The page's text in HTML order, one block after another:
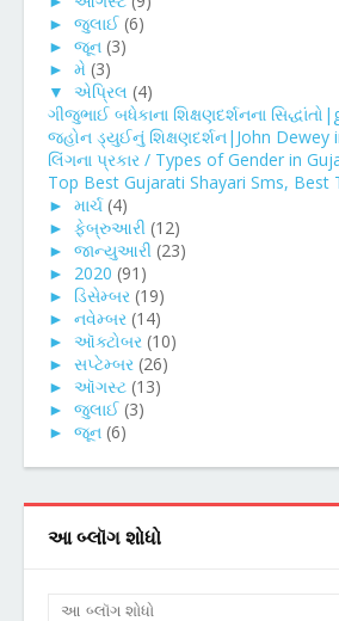
► જુલાઈ (6)
► જૂન (3)
► મે (3)
▼ એપ્રિલ (4)
ગીજુભાઈ બધેકાના શિક્ષણદર્શનના
જ્હોન ડ્યુઈનું શિક્ષણદર્શન|John Dewey
લિંગના પ્રકાર / Types of Gender in
Top Best Gujarati Shayari Sms, Best
► માર્ચ (4)
► ફેબ્રુઆરી (12)
► જાન્યુઆરી (23)
► 2020 (91)
► ડિસેમ્બર (19)
► નવેમ્બર (14)
► ઑક્ટોબર (10)
► સપ્ટેમ્બર (26)
► ઑગસ્ટ (13)
► જુલાઈ (3)
► જૂન (6)
આ બ્લૉગ શોધો